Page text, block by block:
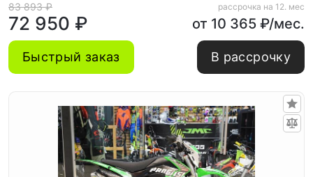
83 893 ₽
72 950 ₽
рассрочка на 12. мес
от 10 365 ₽/мес.
Быстрый заказ В рассрочку